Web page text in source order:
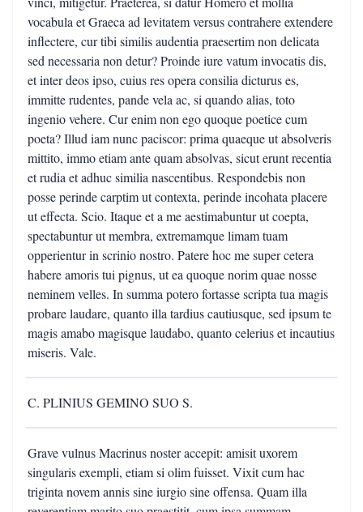
vocabula et Graeca ad levitatem versus contrahere extendere
inflectere, cur tibi similis audentia praesertim non delicata
sed necessaria non detur? Proinde iure vatum invocatis dis,
et inter deos ipso, cuius res opera consilia dicturus es,
immitte rudentes, pande vela ac, si quando alias, toto
ingenio vehere. Cur enim non ego quoque poetice cum
poeta? Illud iam nunc paciscor: prima quaeque ut absolveris
mittito, immo etiam ante quam absolvas, sicut erunt recentia
et rudia et adhuc similia nascentibus. Respondebis non
posse perinde carptim ut contexta, perinde incohata placere
ut effecta. Scio. Itaque et a me aestimabuntur ut coepta,
spectabuntur ut membra, extremamque limam tuam
opperientur in scrinio nostro. Patere hoc me super cetera
habere amoris tui pignus, ut ea quoque norim quae nosse
neminem velles. In summa potero fortasse scripta tua magis
probare laudare, quanto illa tardius cautiusque, sed ipsum te
magis amabo magisque laudabo, quanto celerius et incautius
miseris. Vale.
C. PLINIUS GEMINO SUO S.
Grave vulnus Macrinus noster accepit: amisit uxorem
singularis exempli, etiam si olim fuisset. Vixit cum hac
triginta novem annis sine iurgio sine offensa. Quam illa